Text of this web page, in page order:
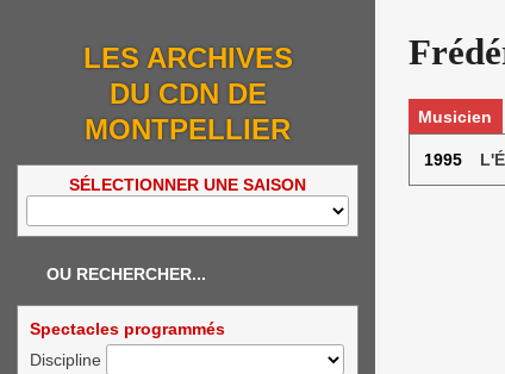
LES ARCHIVES
DU CDN DE
MONTPELLIER
SÉLECTIONNER UNE SAISON
OU RECHERCHER...
Spectacles programmés
Discipline
Musicien
1995